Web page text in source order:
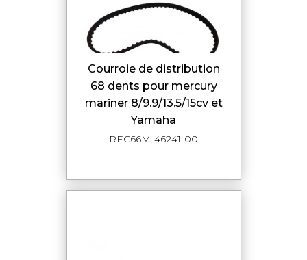
courroie de distribution
68 dents pour mercury
mariner 8/9.9/13.5/15cv et
Yamaha
REC66M-46241-00